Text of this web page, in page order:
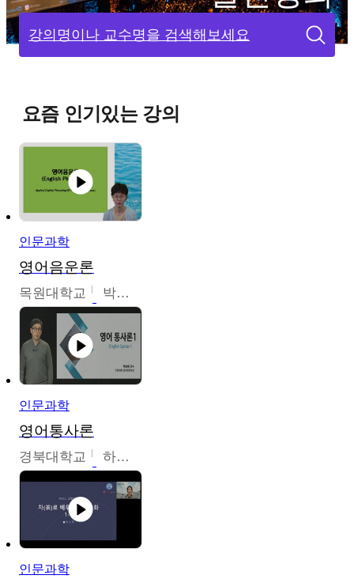
강의명이나 교수명을 검색해보세요
요즘 인기있는 강의
인문과학
영어음운론
목원대학교 박미숙
인문과학
영어통사론
경북대학교 하승완
인문과학